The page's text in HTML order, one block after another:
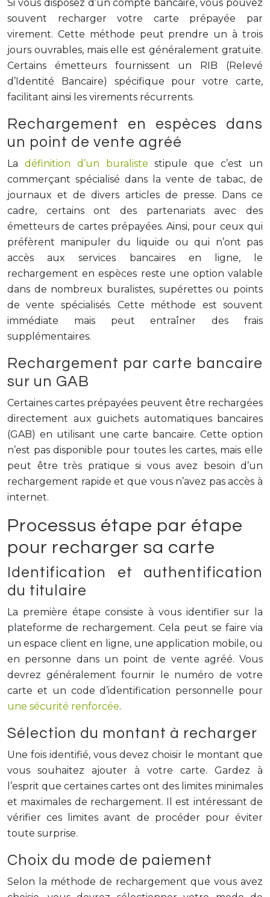
Si vous disposez d’un compte bancaire, vous pouvez
souvent recharger votre carte prépayée par
virement. Cette méthode peut prendre un à trois
jours ouvrables, mais elle est généralement gratuite.
Certains émetteurs fournissent un RIB (Relevé
d’Identité Bancaire) spécifique pour votre carte,
facilitant ainsi les virements récurrents.
Rechargement en espèces dans
un point de vente agréé
La définition d’un buraliste stipule que c’est un
commerçant spécialisé dans la vente de tabac, de
journaux et de divers articles de presse. Dans ce
cadre, certains ont des partenariats avec des
émetteurs de cartes prépayées. Ainsi, pour ceux qui
préfèrent manipuler du liquide ou qui n’ont pas
accès aux services bancaires en ligne, le
rechargement en espèces reste une option valable
dans de nombreux buralistes, supérettes ou points
de vente spécialisés. Cette méthode est souvent
immédiate mais peut entraîner des frais
supplémentaires.
Rechargement par carte bancaire
sur un GAB
Certaines cartes prépayées peuvent être rechargées
directement aux guichets automatiques bancaires
(GAB) en utilisant une carte bancaire. Cette option
n’est pas disponible pour toutes les cartes, mais elle
peut être très pratique si vous avez besoin d’un
rechargement rapide et que vous n’avez pas accès à
internet.
Processus étape par étape
pour recharger sa carte
Identification et authentification
du titulaire
La première étape consiste à vous identifier sur la
plateforme de rechargement. Cela peut se faire via
un espace client en ligne, une application mobile, ou
en personne dans un point de vente agréé. Vous
devrez généralement fournir le numéro de votre
carte et un code d’identification personnelle pour
une sécurité renforcée.
Sélection du montant à recharger
Une fois identifié, vous devez choisir le montant que
vous souhaitez ajouter à votre carte. Gardez à
l’esprit que certaines cartes ont des limites minimales
et maximales de rechargement. Il est intéressant de
vérifier ces limites avant de procéder pour éviter
toute surprise.
Choix du mode de paiement
Selon la méthode de rechargement que vous avez